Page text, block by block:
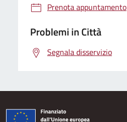
Prenota appuntamento
Problemi in Città
Segnala disservizio